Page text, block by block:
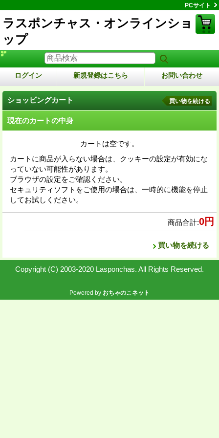
PCサイト
ラスポンチャス・オンラインショ
ップ
ログイン 新規登録はこちら お問い合わせ
ショッピングカート 買い物を続ける
現在のカートの中身
カートは空です。
カートに商品が入らない場合は、クッキーの設定が有効にな
っていない可能性があります。
ブラウザの設定をご確認ください。
セキュリティソフトをご使用の場合は、一時的に機能を停止
してお試しください。
商品合計:0円
買い物を続ける
Copyright (C) 2003-2020 Lasponchas. All Rights Reserved.
Powered by おちゃのこネット